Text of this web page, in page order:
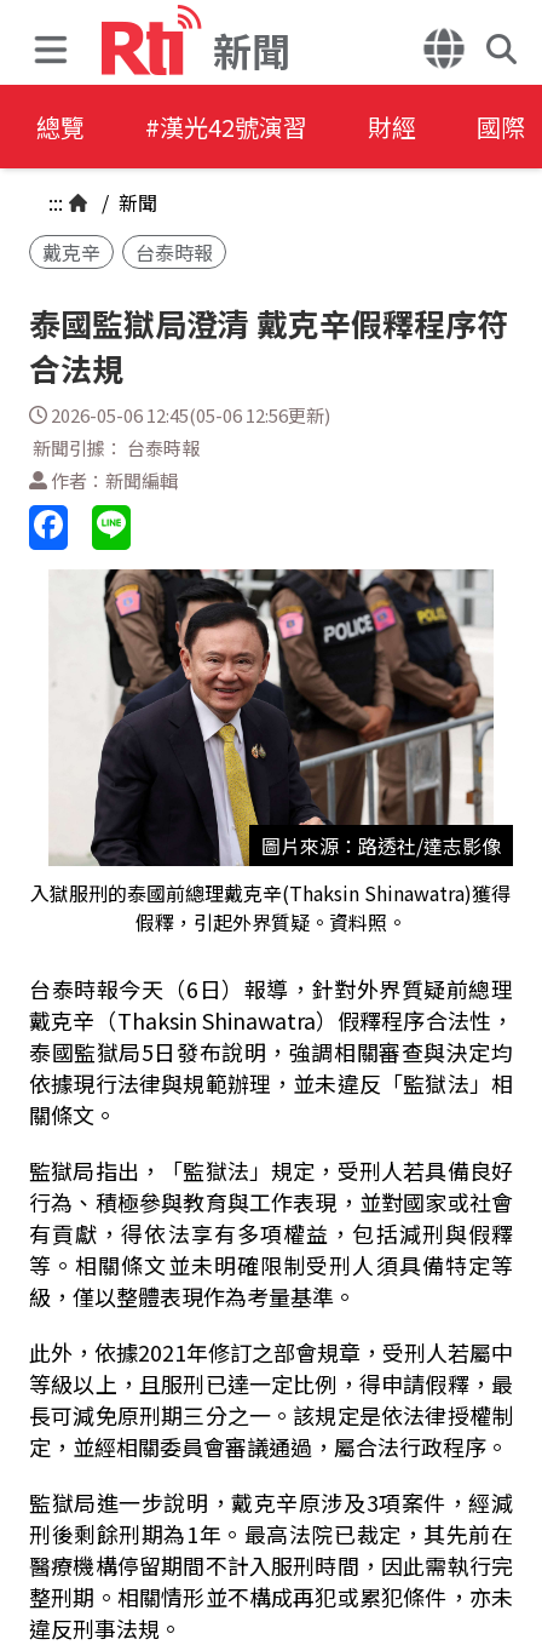
新聞
總覽 #漢光42號演習 財經 國際
::: / 新聞
戴克辛
台泰時報
泰國監獄局澄清 戴克辛假釋程序符
合法規
2026-05-06 12:45(05-06 12:56更新)
新聞引據： 台泰時報
作者：新聞編輯
圖片來源：路透社/達志影像
入獄服刑的泰國前總理戴克辛(Thaksin Shinawatra)獲得
假釋，引起外界質疑。資料照。
台泰時報今天（6日）報導，針對外界質疑前總理
戴克辛（Thaksin Shinawatra）假釋程序合法性，
泰國監獄局5日發布說明，強調相關審查與決定均
依據現行法律與規範辦理，並未違反「監獄法」相
關條文。
監獄局指出，「監獄法」規定，受刑人若具備良好
行為、積極參與教育與工作表現，並對國家或社會
有貢獻，得依法享有多項權益，包括減刑與假釋
等。相關條文並未明確限制受刑人須具備特定等
級，僅以整體表現作為考量基準。
此外，依據2021年修訂之部會規章，受刑人若屬中
等級以上，且服刑已達一定比例，得申請假釋，最
長可減免原刑期三分之一。該規定是依法律授權制
定，並經相關委員會審議通過，屬合法行政程序。
監獄局進一步說明，戴克辛原涉及3項案件，經減
刑後剩餘刑期為1年。最高法院已裁定，其先前在
醫療機構停留期間不計入服刑時間，因此需執行完
整刑期。相關情形並不構成再犯或累犯條件，亦未
違反刑事法規。